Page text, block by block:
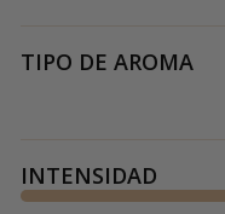
TIPO DE AROMA
INTENSIDAD